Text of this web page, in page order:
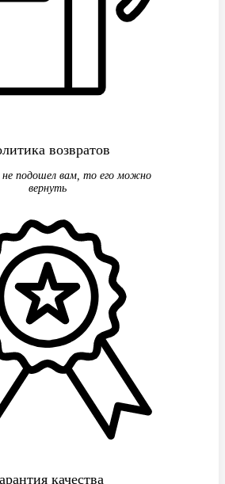
возвратов
не подошел вам, то его можно
вернуть
качества